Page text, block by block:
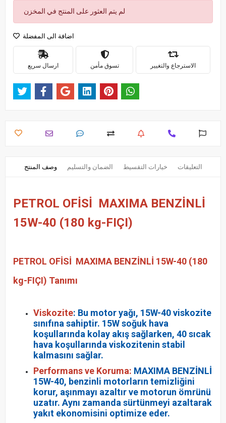
لم يتم العثور على المنتج في المخزن
اضافة الى المفضلة
ارسال سريع تسوق مأمن الاسترجاع والتغيير
وصف المنتج الضمان والتسليم خيارات التقسيط التعليقات
PETROL OFİSİ MAXIMA BENZİNLİ
15W-40 (180 kg-FIÇI)
PETROL OFİSİ MAXIMA BENZİNLİ 15W-40 (180
kg-FIÇI) Tanımı
Viskozite: Bu motor yağı, 15W-40 viskozite
sınıfına sahiptir. 15W soğuk hava
koşullarında kolay akış sağlarken, 40 sıcak
hava koşullarında viskozitenin stabil
kalmasını sağlar.
Performans ve Koruma: MAXIMA BENZİNLİ
15W-40, benzinli motorların temizliğini
korur, aşınmayı azaltır ve motorun ömrünü
uzatır. Aynı zamanda sürtünmeyi azaltarak
yakıt ekonomisini optimize eder.